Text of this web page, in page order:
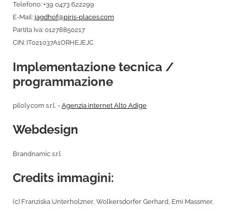
Telefono: +39 0473 622299
E-Mail: jagdhof@piris-places.com
Partita Iva: 01278850217
CIN: IT021037A1ORHEJEJC
Implementazione tecnica /
programmazione
piloly.com s.r.l. - Agenzia internet Alto Adige
Webdesign
Brandnamic s.r.l
Credits immagini:
(c) Franziska Unterholzner, Wolkersdorfer Gerhard, Emi Massmer,